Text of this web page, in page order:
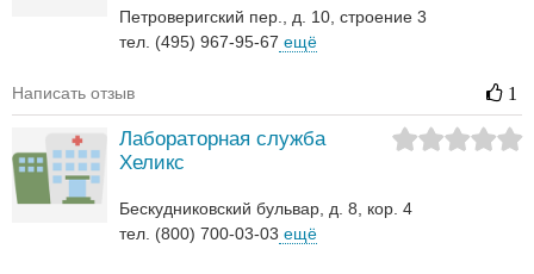
Петроверигский пер., д. 10, строение 3
тел. (495) 967-95-67 ещё
Написать отзыв 1
Лабораторная служба
Хеликс
Бескудниковский бульвар, д. 8, кор. 4
тел. (800) 700-03-03 ещё